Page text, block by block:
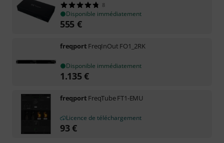
8
Disponible immédiatement
555 €
freqport FreqInOut FO1_2RK
Disponible immédiatement
1.135€
freqport FreqTube FT1-EMU
Licence de téléchargement
93€